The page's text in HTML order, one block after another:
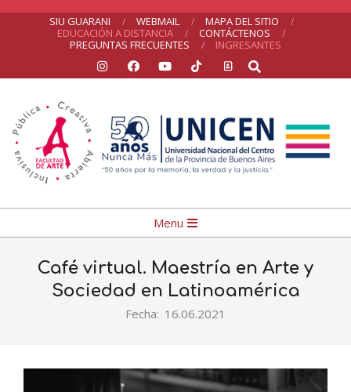
SIU GUARANI WEBMAIL
MAPA DEL SITIO
EDUCACIÓN A DISTANCIA
CONTÁCTENOS
PREGUNTAS FRECUENTES
INGRESANTES
Search
Facultad
de
Arte
Navigation
Menu
Café virtual. Maestría en Arte y
Sociedad en Latinoamérica
Fecha: 16.06.2021